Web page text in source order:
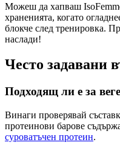
Можеш да хапваш
храненията, когато
блокче след тренировка.
наслади!
Често задавани
Подходящ ли е за
Винаги проверявай
протеинови барове
суроватъчен протеин.